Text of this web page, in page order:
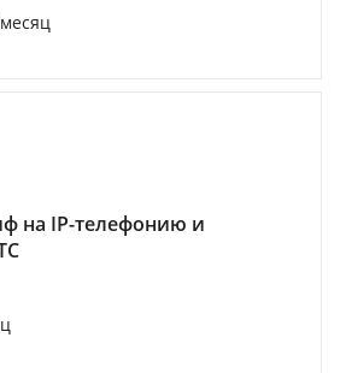
на IP-телефонию и